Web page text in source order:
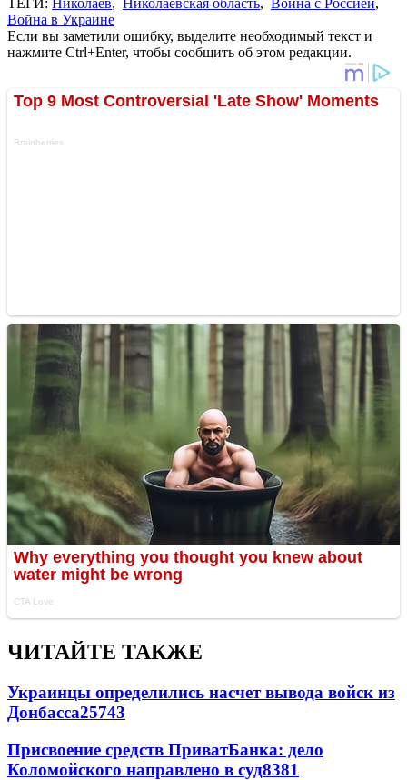
Война в Украине
Если вы заметили ошибку, выделите необходимый текст и
нажмите Ctrl+Enter, чтобы сообщить об этом редакции.
ЧИТАЙТЕ ТАКЖЕ
Украинцы определились насчет вывода войск из
Донбасса25743
Присвоение средств ПриватБанка: дело
Коломойского направлено в суд8381